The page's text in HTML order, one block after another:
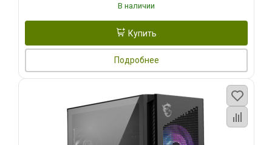
В наличии
Купить
Подробнее